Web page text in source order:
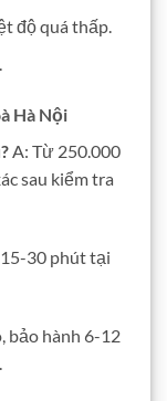
độ quá thấp.
Hà Nội
A: Từ 250.000
sau kiểm tra
30 phút tại
bảo hành 6-12